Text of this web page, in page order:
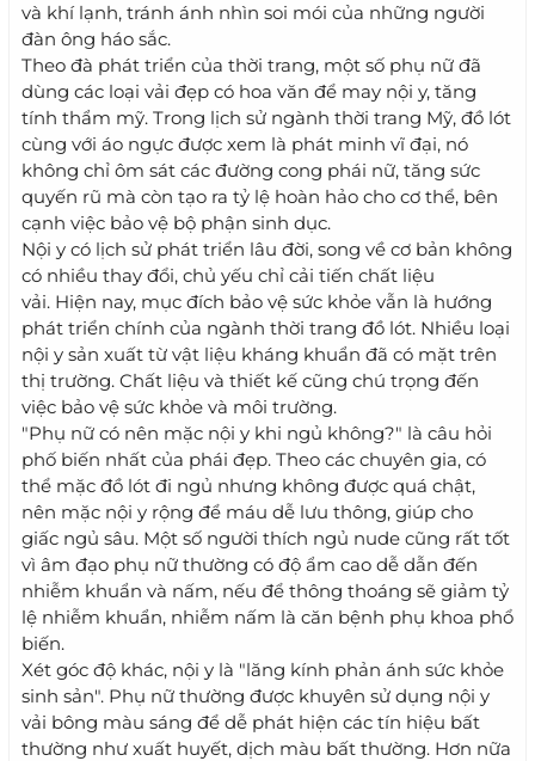
và khí lạnh, tránh ánh nhìn soi mói của những người
đàn ông háo sắc.
Theo đà phát triển của thời trang, một số phụ nữ đã
dùng các loại vải đẹp có hoa văn để may nội y, tăng
tính thẩm mỹ. Trong lịch sử ngành thời trang Mỹ, đồ lót
cùng với áo ngực được xem là phát minh vĩ đại, nó
không chỉ ôm sát các đường cong phái nữ, tăng sức
quyến rũ mà còn tạo ra tỷ lệ hoàn hảo cho cơ thể, bên
cạnh việc bảo vệ bộ phận sinh dục.
Nội y có lịch sử phát triển lâu đời, song về cơ bản không
có nhiều thay đổi, chủ yếu chỉ cải tiến chất liệu
vải. Hiện nay, mục đích bảo vệ sức khỏe vẫn là hướng
phát triển chính của ngành thời trang đồ lót. Nhiều loại
nội y sản xuất từ vật liệu kháng khuẩn đã có mặt trên
thị trường. Chất liệu và thiết kế cũng chú trọng đến
việc bảo vệ sức khỏe và môi trường.
"Phụ nữ có nên mặc nội y khi ngủ không?" là câu hỏi
phố biến nhất của phái đẹp. Theo các chuyên gia, có
thể mặc đồ lót đi ngủ nhưng không được quá chật,
nên mặc nội y rộng để máu dễ lưu thông, giúp cho
giấc ngủ sâu. Một số người thích ngủ nude cũng rất tốt
vì âm đạo phụ nữ thường có độ ẩm cao dễ dẫn đến
nhiễm khuẩn và nấm, nếu để thông thoáng sẽ giảm tỷ
lệ nhiễm khuẩn, nhiễm nấm là căn bệnh phụ khoa phổ
biến.
Xét góc độ khác, nội y là "lăng kính phản ánh sức khỏe
sinh sản". Phụ nữ thường được khuyên sử dụng nội y
vải bông màu sáng để dễ phát hiện các tín hiệu bất
thường như xuất huyết, dịch màu bất thường. Hơn nữa